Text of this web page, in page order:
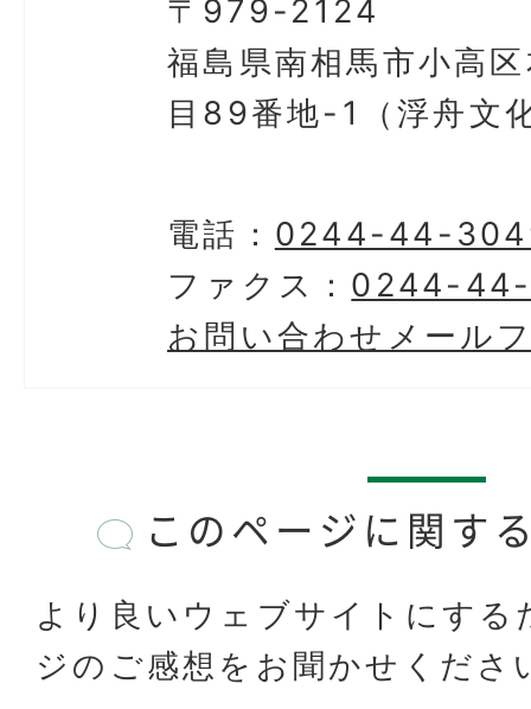
〒979-2124
福島県南相馬市小高
目89番地-1（浮舟文
電話： 0244-44-
ファクス： 0244-
お問い合わせメール
このページに関す
より良いウェブサイトにする
ジのご感想をお聞かせくださ